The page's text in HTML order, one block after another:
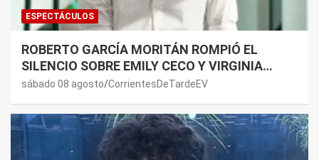
ESPECTÁCULOS
ROBERTO GARCÍA MORITÁN ROMPIÓ EL
SILENCIO SOBRE EMILY CECO Y VIRGINIA
GALLARDO: “DEDÍQUENSE A SUS VIDAS”
sábado 08 agosto CorrientesDeTardeEV